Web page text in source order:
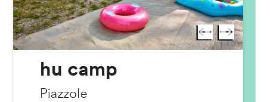
hu camp
Piazzole